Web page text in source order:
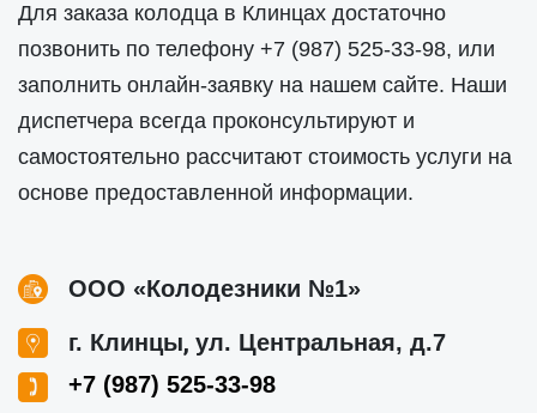
Для заказа колодца в Клинцах достаточно
позвонить по телефону +7 (987) 525-33-98, или
заполнить онлайн-заявку на нашем сайте. Наши
диспетчера всегда проконсультируют и
самостоятельно рассчитают стоимость услуги на
основе предоставленной информации.
ООО «Колодезники №1»
г. Клинцы, ул. Центральная, д.7
+7 (987) 525-33-98